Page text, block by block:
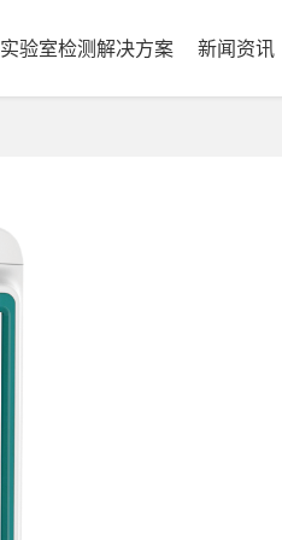
实验室检测解决方案 新闻资讯